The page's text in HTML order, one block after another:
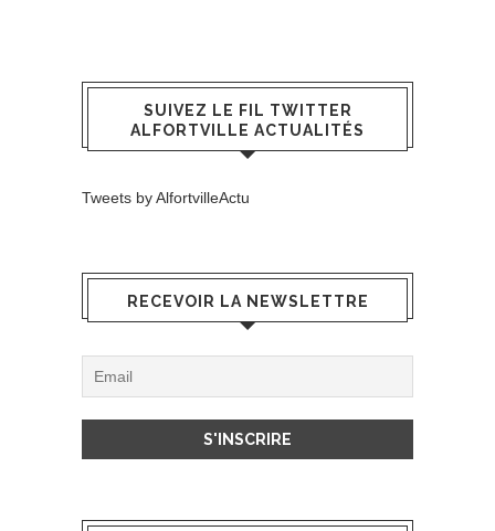
SUIVEZ LE FIL TWITTER
ALFORTVILLE ACTUALITÉS
Tweets by AlfortvilleActu
RECEVOIR LA NEWSLETTRE